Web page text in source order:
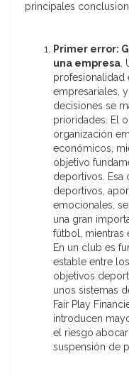
principales
Primer error:
una empresa.
profesionalidad
empresariales,
decisiones se
prioridades. El
organización
económicos,
objetivo
deportivos. Esa
deportivos,
emocionales,
una gran
fútbol, mientras
En un club es
estable entre
objetivos
unos sistemas
Fair Play
introducen
el riesgo
suspensión de